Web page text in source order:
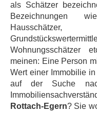
als Schätzer
Bezeichnungen
Wohnungsschätzer
meinen: Eine Person
Wert einer Immobilie in
auf der Suche
Rottach-Egern? Sie